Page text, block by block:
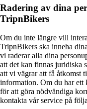
Radering av dina
TripnBikers
Om du inte längre vill
TripnBikers ska inneha
vi raderar alla dina
att det kan finnas juridiska
att vi vägrar att få åtkomst
information. Om du har
för att göra nödvändiga
kontakta vår service på